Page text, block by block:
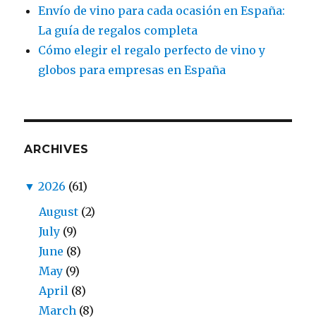
Envío de vino para cada ocasión en España:
La guía de regalos completa
Cómo elegir el regalo perfecto de vino y
globos para empresas en España
ARCHIVES
▼ 2026 (61)
August (2)
July (9)
June (8)
May (9)
April (8)
March (8)